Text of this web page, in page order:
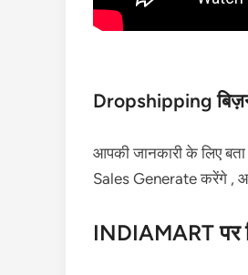
Dropshipping
आपकी जानकारी के लिए
Sales Generate करेंगे ,
INDIAMART पर